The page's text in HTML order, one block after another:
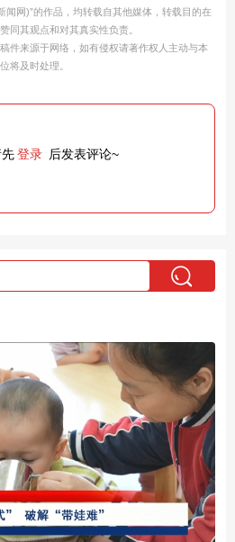
网)”的作品，均转载自其他媒体，转载目的在
同其观点和对其真实性负责。
件来源于网络，如有侵权请著作权人主动与本
将及时处理。
登录 后发表评论~